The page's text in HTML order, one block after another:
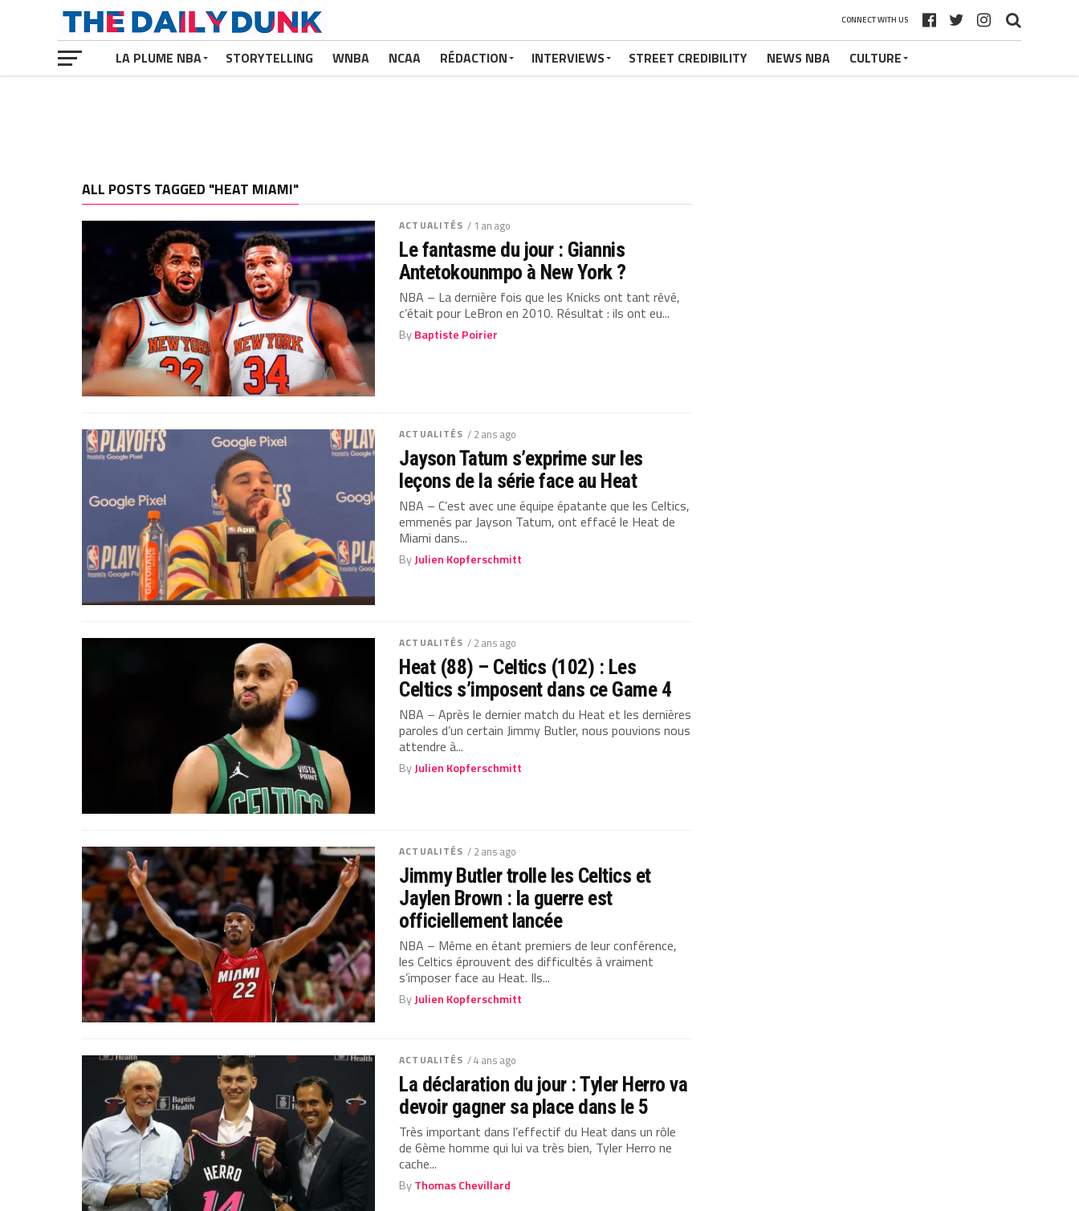
CONNECT WITH US
LA PLUME NBA STORYTELLING WNBA NCAA RÉDACTION INTERVIEWS STREET CREDIBILITY NEWS NBA CULTURE
ALL POSTS TAGGED "HEAT MIAMI"
ACTUALITÉS / 1 an ago
Le fantasme du jour : Giannis
Antetokounmpo à New York ?
NBA – La dernière fois que les Knicks ont tant rêvé,
c’était pour LeBron en 2010. Résultat : ils ont eu...
ByBaptiste Poirier
ACTUALITÉS / 2 ans ago
Jayson Tatum s’exprime sur les
leçons de la série face au Heat
NBA – C’est avec une équipe épatante que les Celtics,
emmenés par Jayson Tatum, ont effacé le Heat de
Miami dans...
ByJulien Kopferschmitt
ACTUALITÉS / 2 ans ago
Heat (88) – Celtics (102) : Les
Celtics s’imposent dans ce Game 4
NBA – Après le dernier match du Heat et les dernières
paroles d’un certain Jimmy Butler, nous pouvions nous
attendre à...
ByJulien Kopferschmitt
ACTUALITÉS / 2 ans ago
Jimmy Butler trolle les Celtics et
Jaylen Brown : la guerre est
officiellement lancée
NBA – Même en étant premiers de leur conférence,
les Celtics éprouvent des difficultés à vraiment
s’imposer face au Heat. Ils...
ByJulien Kopferschmitt
ACTUALITÉS / 4 ans ago
La déclaration du jour : Tyler Herro va
devoir gagner sa place dans le 5
Très important dans l’effectif du Heat dans un rôle
de 6ème homme qui lui va très bien, Tyler Herro ne
cache...
ByThomas Chevillard